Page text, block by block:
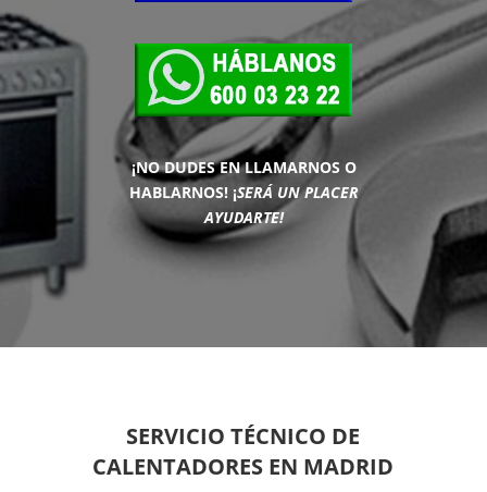
¡NO DUDES EN LLAMARNOS O
HABLARNOS! ¡SERÁ UN PLACER
AYUDARTE!
SERVICIO TÉCNICO DE
CALENTADORES EN MADRID